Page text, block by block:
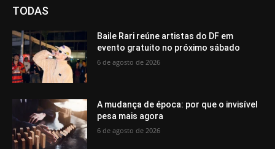
TODAS
Baile Rari reúne artistas do DF em
evento gratuito no próximo sábado
6 de agosto de 2026
A mudança de época: por que o invisível
pesa mais agora
6 de agosto de 2026